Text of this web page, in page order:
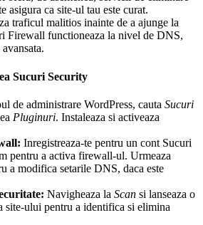
asigura ca site-ul tau este curat.
traficul malitios inainte de a ajunge la
Firewall functioneaza la nivel de DNS,
Sucuri Security
de administrare WordPress, cauta Sucuri
Pluginuri. Instaleaza si activeaza
Inregistreaza-te pentru un cont Sucuri
pentru a activa firewall-ul. Urmeaza
a modifica setarile DNS, daca este
Navigheaza la Scan si lanseaza o
site-ului pentru a identifica si elimina